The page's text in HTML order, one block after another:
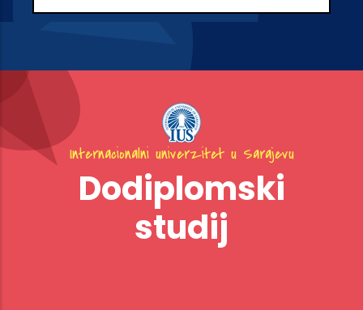
Internacionalni univerzitet u Sarajevu
Dodiplomski
studij